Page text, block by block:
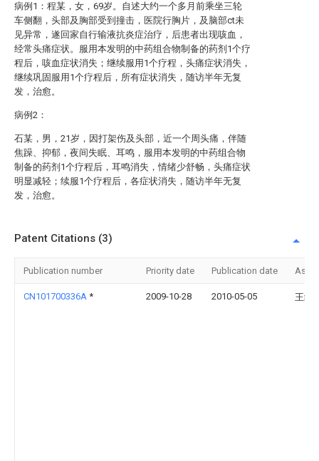
病例1：程某，女，69岁。自述大约一个多月前乘坐三轮
车侧翻，头部及胸部受到撞击，医院行胸片，及脑部ct未
见异常，遂回家自行输液抗炎症治疗，后患者出现咳血，
经常头痛症状。服用本发明的中药组合物制备的药剂1个疗
程后，咳血症状消失；继续服用1个疗程，头痛症状消失，
继续巩固服用1个疗程后，所有症状消失，随访半年无复
发，治愈。
病例2：
石某，男，21岁，因打架伤及头部，近一个周头痛，伴随
焦躁、抑郁，夜间失眠、耳鸣，服用本发明的中药组合物
制备的药剂1个疗程后，耳鸣消失，情绪少舒畅，头痛症状
明显减轻；续服1个疗程后，各症状消失，随访半年无复
发，治愈。
Patent Citations (3)
Publication number Priority date Publication date
CN101700336A * 2009-10-28 2010-05-05 王绪